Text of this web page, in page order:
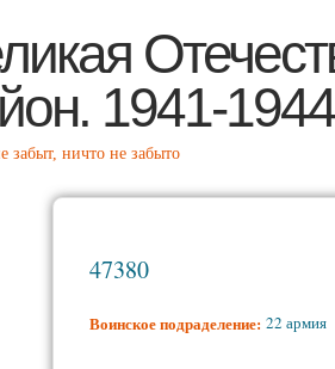
1941-1944
забыт, ничто не забыто
47380
Воинское подраделение: 22 армия